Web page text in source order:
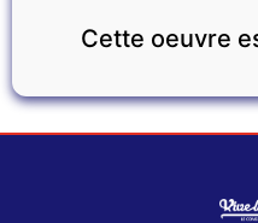
Cette oeuvre